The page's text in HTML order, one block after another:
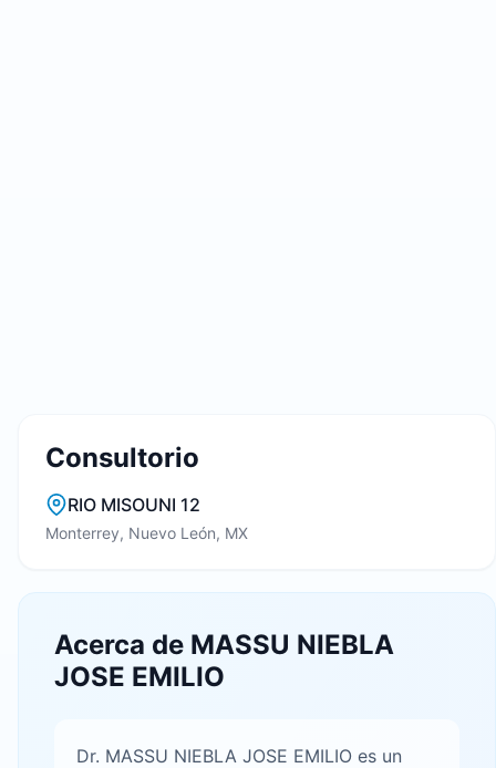
Consultorio
RIO MISOUNI 12
Monterrey, Nuevo León, MX
Acerca de MASSU NIEBLA
JOSE EMILIO
Dr. MASSU NIEBLA JOSE EMILIO es un